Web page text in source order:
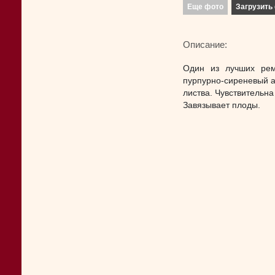
Еще фото
Описание:
Один из лучших
пурпурно-сиреневый
листва.
Завязывает плоды.